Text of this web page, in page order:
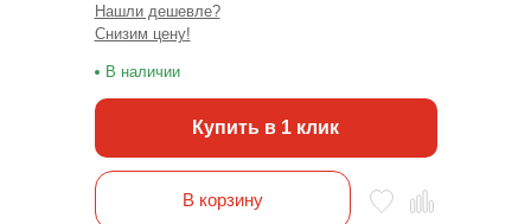
Нашли дешевле?
Снизим цену!
В наличии
Купить в 1 клик
В корзину